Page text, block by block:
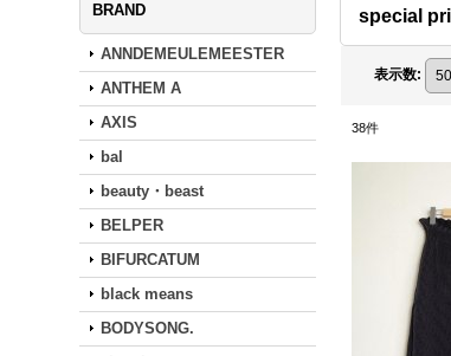
BRAND
ANNDEMEULEMEESTER
ANTHEM A
AXIS
bal
beauty・beast
BELPER
BIFURCATUM
black means
BODYSONG.
special
表示数:
38件